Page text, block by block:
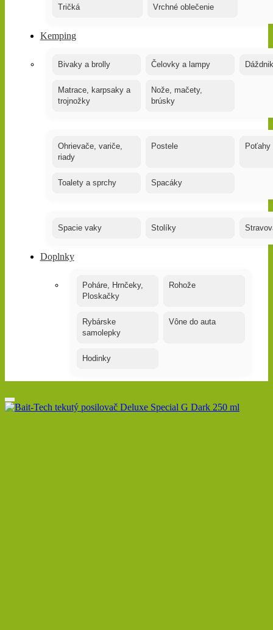
Tričká Vrchné oblečenie
Kemping
Bivaky a brolly Čelovky a lampy
Matrace, karpsaky a
trojnožky
Nože, mačety,
brúsky
Ohrievače, variče,
riady
Postele Poťahy
Toalety a sprchy Spacáky
Spacie vaky Stolíky
Doplnky
Poháre, Hrnčeky,
Ploskačky
Rohože
Rybárske
samolepky
Vône do auta
Hodinky